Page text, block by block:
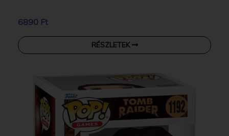
6890 Ft
RÉSZLETEK